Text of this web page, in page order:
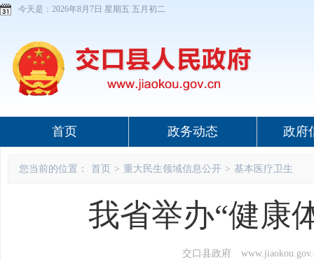
今天是： 2026年8月7日 星期五 五月初二
首页 政务动态 政府
您当前的位置： 首页 > 重大民生领域信息公开 > 基本医疗卫生
我省举办“健康
交口县政府